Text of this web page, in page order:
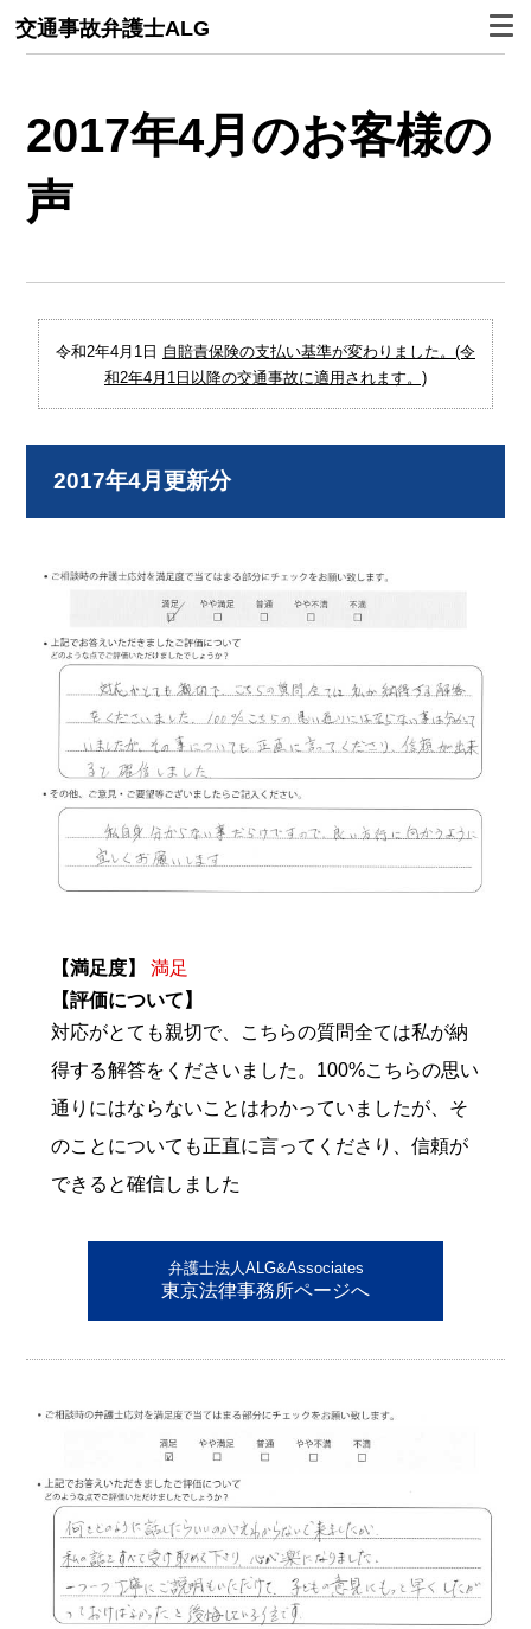
交通事故弁護士ALG
2017年4月のお客様の
声
令和2年4月1日 自賠責保険の支払い基準が変わりました。(令
和2年4月1日以降の交通事故に適用されます。)
2017年4月更新分
【満足度】
満足
【評価について】
対応がとても親切で、こちらの質問全ては私が納
得する解答をくださいました。100%こちらの思い
通りにはならないことはわかっていましたが、そ
のことについても正直に言ってくださり、信頼が
できると確信しました
弁護士法人ALG&Associates
東京法律事務所ページへ